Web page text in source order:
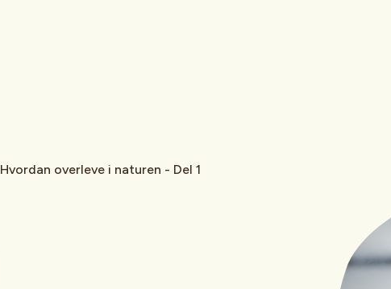
Hvordan overleve i naturen - Del 1